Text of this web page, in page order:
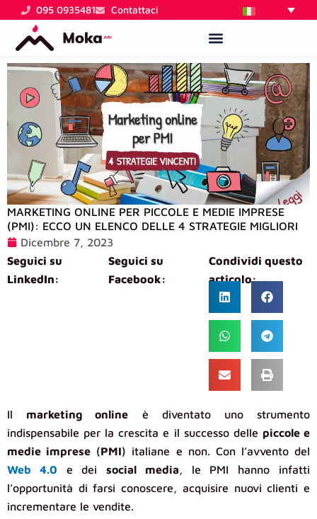
contenuto
095 0935481 Contattaci
MARKETING ONLINE PER PICCOLE E MEDIE IMPRESE
(PMI): ECCO UN ELENCO DELLE 4 STRATEGIE MIGLIORI
Dicembre 7, 2023
Seguici su
LinkedIn:
Seguici su
Facebook:
Condividi questo
articolo:
Il marketing online è diventato uno strumento
indispensabile per la crescita e il successo delle piccole e
medie imprese (PMI) italiane e non. Con l’avvento del
Web 4.0 e deisocial media, le PMI hanno infatti
l’opportunità di farsi conoscere, acquisire nuovi clienti e
incrementare le vendite.